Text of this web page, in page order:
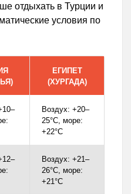
отдыхать в Турции и
условия по
ЕГИПЕТ
(ХУРГАДА)
Воздух: +20–
25°C, море:
+22°C
Воздух: +21–
26°C, море:
+21°C